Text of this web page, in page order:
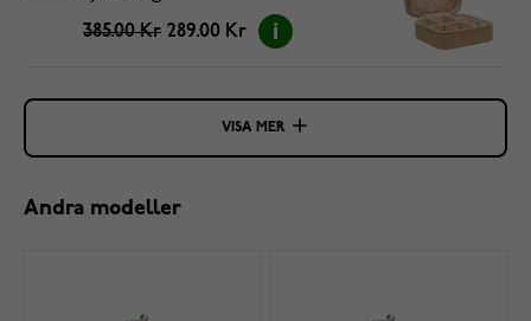
385.00 Kr 289.00 Kr
VISA MER
Andra modeller